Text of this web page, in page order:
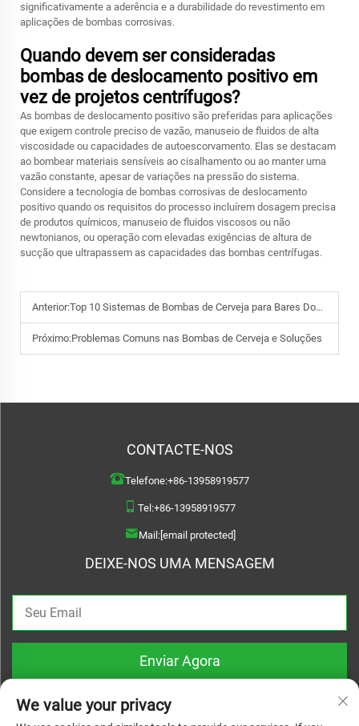
significativamente a aderência e a durabilidade do revestimento em
aplicações de bombas corrosivas.
Quando devem ser consideradas
bombas de deslocamento positivo em
vez de projetos centrífugos?
As bombas de deslocamento positivo são preferidas para aplicações
que exigem controle preciso de vazão, manuseio de fluidos de alta
viscosidade ou capacidades de autoescorvamento. Elas se destacam
ao bombear materiais sensíveis ao cisalhamento ou ao manter uma
vazão constante, apesar de variações na pressão do sistema.
Considere a tecnologia de bombas corrosivas de deslocamento
positivo quando os requisitos do processo incluírem dosagem precisa
de produtos químicos, manuseio de fluidos viscosos ou não
newtonianos, ou operação com elevadas exigências de altura de
sucção que ultrapassem as capacidades das bombas centrífugas.
Anterior:Top 10 Sistemas de Bombas de Cerveja para Bares Domésticos
Próximo:Problemas Comuns nas Bombas de Cerveja e Soluções
CONTACTE-NOS
Telefone:+86-13958919577
Tel:+86-13958919577
Mail:[email protected]
DEIXE-NOS UMA MENSAGEM
Enviar Agora
We value your privacy